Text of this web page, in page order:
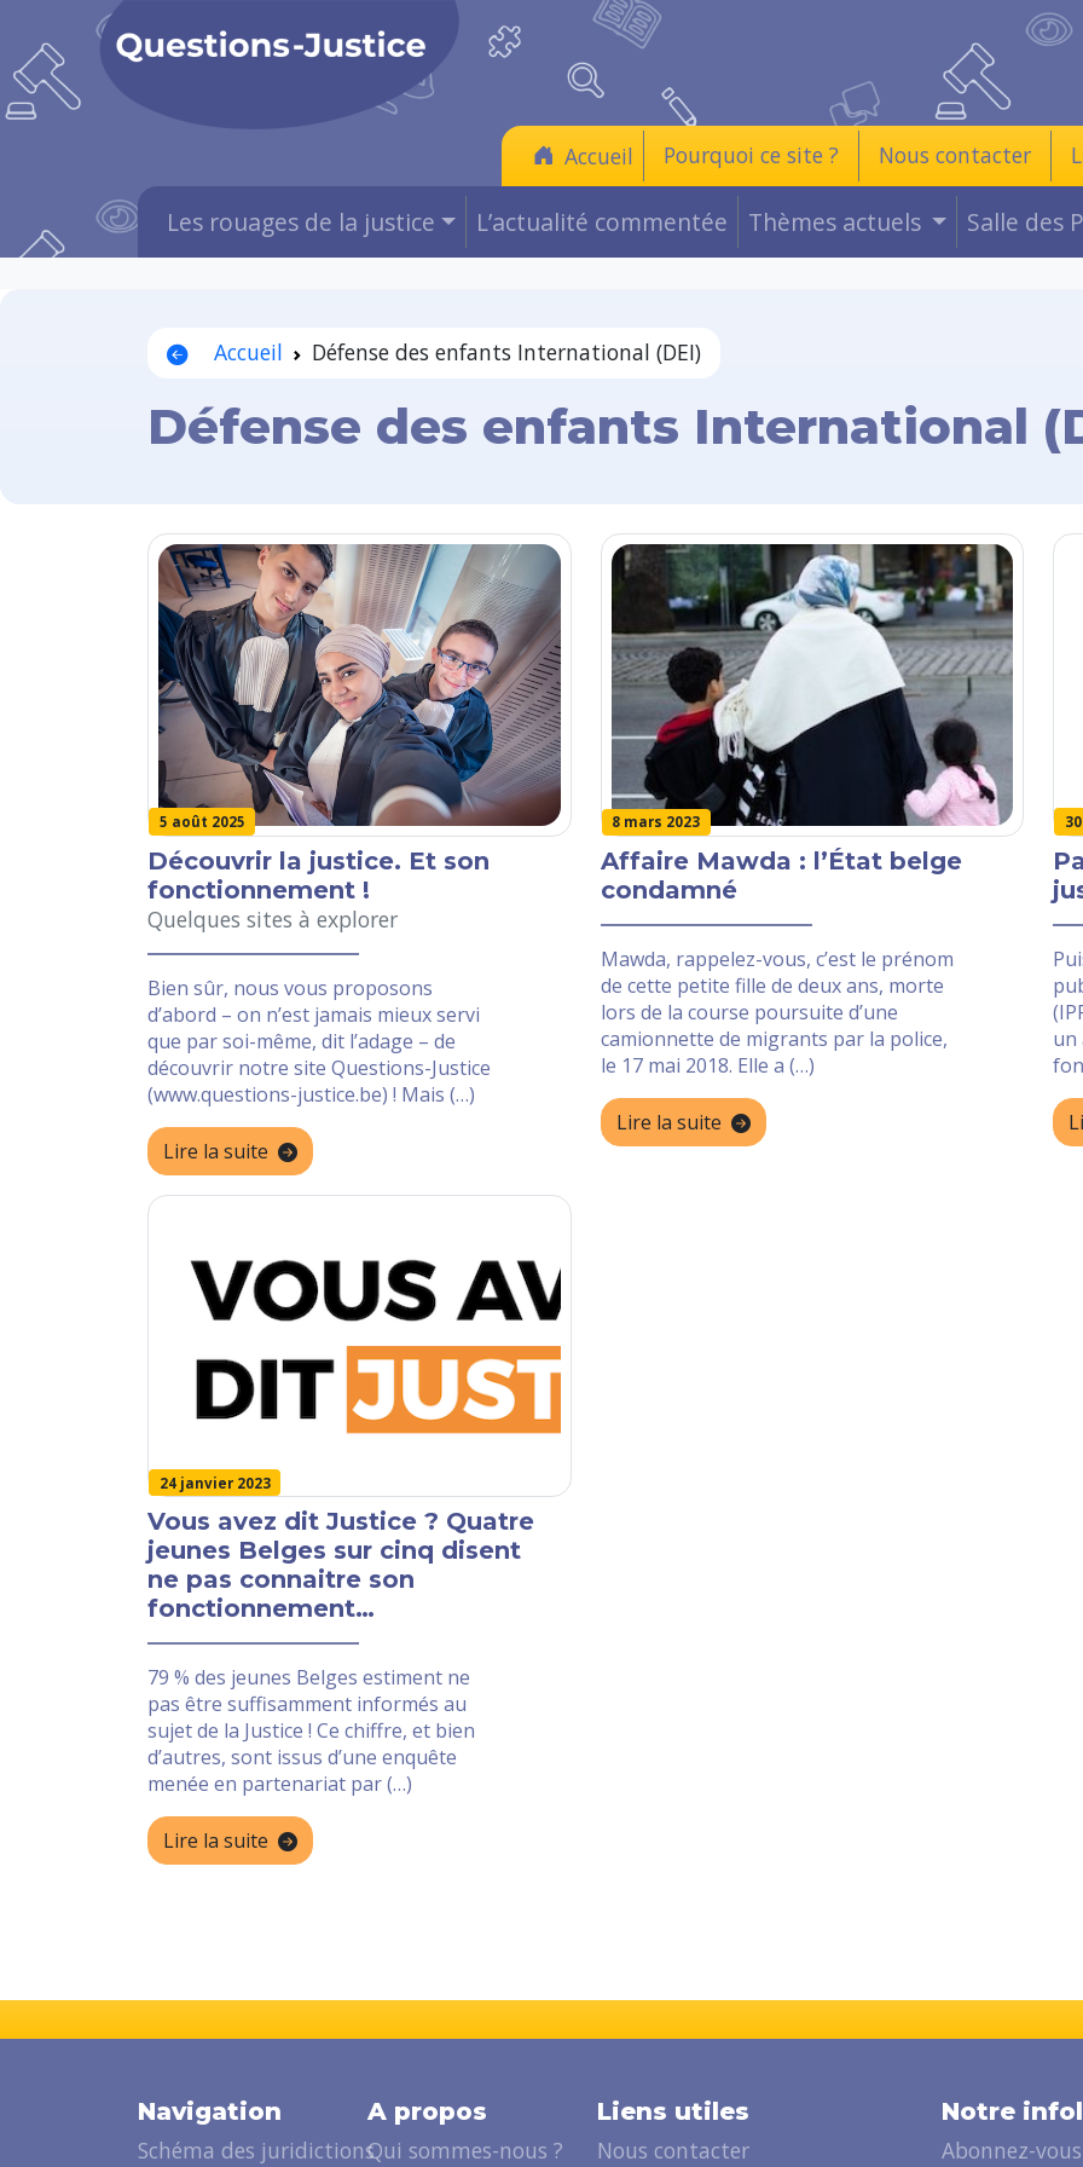
Accueil Pourquoi ce site ? Nous contacter
Les rouages de la justice L’actualité commentée Thèmes actuels Salle des
Accueil Défense des enfants International (DEI)
Défense des enfants International
5 août 2025
Découvrir la justice. Et son
fonctionnement !
Quelques sites à explorer
Bien sûr, nous vous proposons
d’abord – on n’est jamais mieux servi
que par soi-même, dit l’adage – de
découvrir notre site Questions-Justice
(www.questions-justice.be) ! Mais (…)
Lire la suite
8 mars 2023
Affaire Mawda : l’État belge
condamné
Mawda, rappelez-vous, c’est le prénom
de cette petite fille de deux ans, morte
lors de la course poursuite d’une
camionnette de migrants par la police,
le 17 mai 2018. Elle a (…)
Lire la suite
un
24 janvier 2023
Vous avez dit Justice ? Quatre
jeunes Belges sur cinq disent
ne pas connaitre son
fonctionnement…
79 % des jeunes Belges estiment ne
pas être suffisamment informés au
sujet de la Justice ! Ce chiffre, et bien
d’autres, sont issus d’une enquête
menée en partenariat par (…)
Lire la suite
Navigation
Schéma des juridictions
A propos
Qui sommes-nous ?
Liens utiles
Nous contacter
Notre
Abonnez-